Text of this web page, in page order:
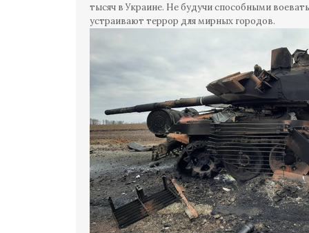
тысяч в Украине. Не будучи способными
устраивают террор для мирных городов.